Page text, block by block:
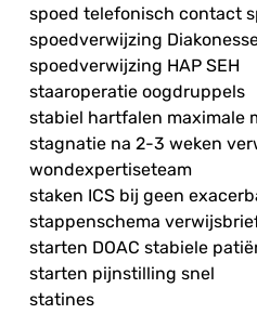
spoed telefonisch contact
spoedverwijzing
spoedverwijzing HAP SEH
staaroperatie oogdruppels
stabiel hartfalen maximale
stagnatie na 2-3 weken
wondexpertiseteam
staken ICS bij geen
stappenschema
starten DOAC stabiele
starten pijnstilling snel
statines